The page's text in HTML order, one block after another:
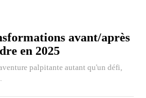
avant/après
en 2025
palpitante autant qu'un défi,